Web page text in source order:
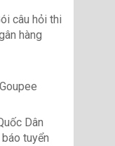
câu hỏi thi
hàng
Dân
tuyển